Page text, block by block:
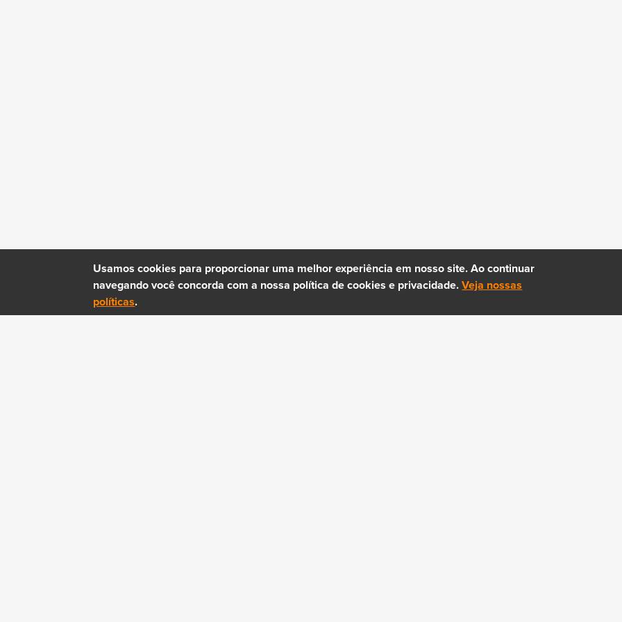
Usamos cookies para proporcionar uma melhor experiência em nosso site. Ao continuar
navegando você concorda com a nossa política de cookies e privacidade. Veja nossas
políticas.